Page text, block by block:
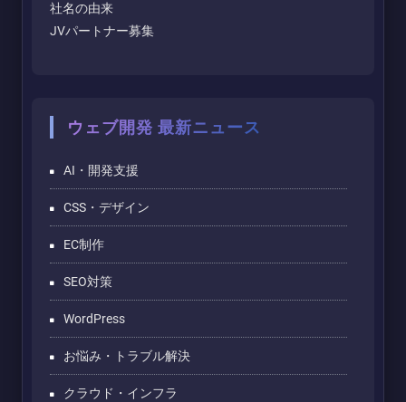
社名の由来
JVパートナー募集
ウェブ開発 最新ニュース
AI・開発支援
CSS・デザイン
EC制作
SEO対策
WordPress
お悩み・トラブル解決
クラウド・インフラ